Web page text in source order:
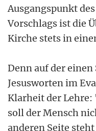
Ausgangspunkt
Vorschlags ist die
Kirche stets in
Denn auf der
Jesusworten im
Klarheit der Lehre:
soll der Mensch
anderen Seite